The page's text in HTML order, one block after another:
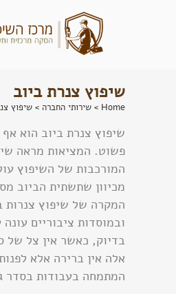
שיפוץ צנרת ביוב
Home
> שירותי החברה > שיפוץ
שיפוץ צנרת ביוב הוא
פשוט. המציאות מראה
המורכבות של השיפוץ
מכיוון שתשתית הביוב
המקרה של שיפוץ צנרות
ובמוסדות ציבוריים
בדיוק, כאשר אין צל של
אלה אין ברירה אלא
המתמחה בעבודות בסדר